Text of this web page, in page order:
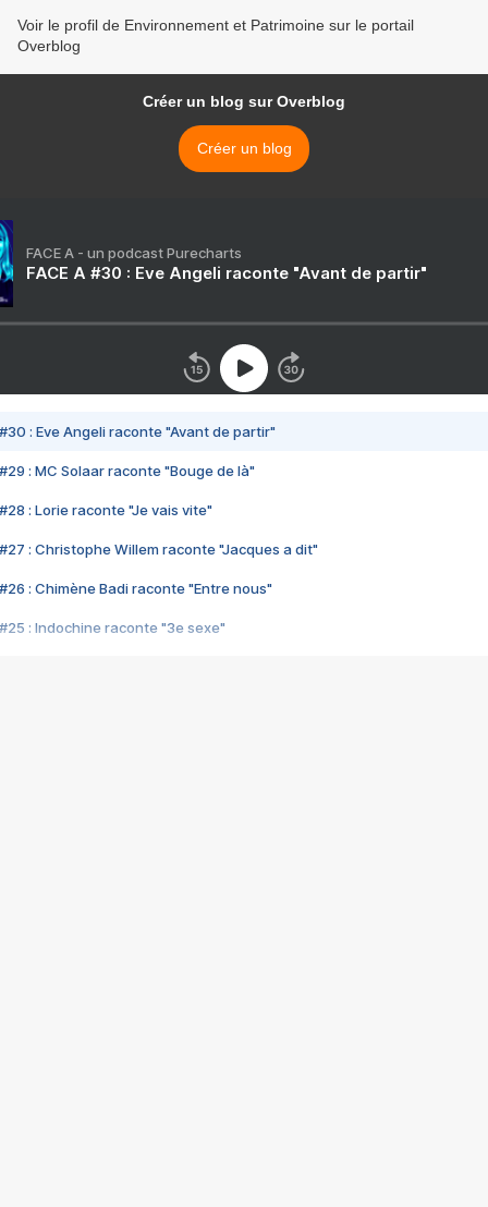
Voir le profil de Environnement et Patrimoine sur le portail
Overblog
Créer un blog sur Overblog
Créer un blog
FACE A - un podcast Purecharts
FACE A #30 : Eve Angeli raconte "Avant de partir"
#30 : Eve Angeli raconte "Avant de partir"
#29 : MC Solaar raconte "Bouge de là"
#28 : Lorie raconte "Je vais vite"
#27 : Christophe Willem raconte "Jacques a dit"
#26 : Chimène Badi raconte "Entre nous"
#25 : Indochine raconte "3e sexe"